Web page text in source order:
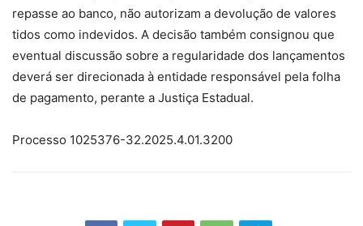
repasse ao banco, não autorizam a devolução de valores
tidos como indevidos. A decisão também consignou que
eventual discussão sobre a regularidade dos lançamentos
deverá ser direcionada à entidade responsável pela folha
de pagamento, perante a Justiça Estadual.
Processo 1025376-32.2025.4.01.3200